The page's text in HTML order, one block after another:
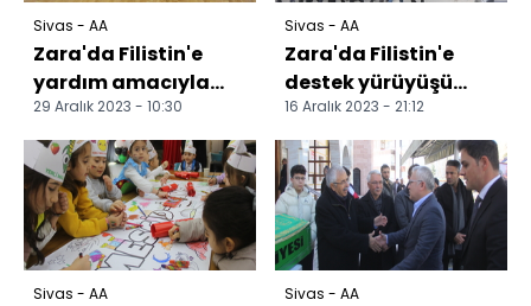
Sivas - AA
Zara'da Filistin'e
yardım amacıyla
kermes düzenlendi
29 Aralık 2023 - 10:30
Sivas - AA
Zara'da Filistin'e
destek yürüyüşü
yapıldı
16 Aralık 2023 - 21:12
Sivas - AA Sivas - AA